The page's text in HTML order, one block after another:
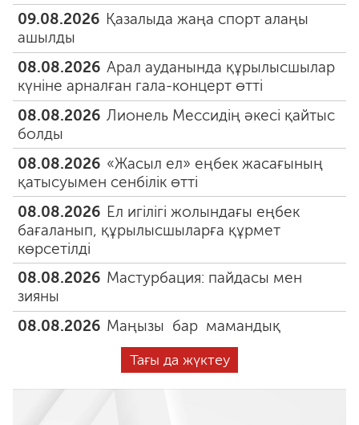
09.08.2026 Қазалыда жаңа спорт алаңы
ашылды
08.08.2026 Арал ауданында құрылысшылар
күніне арналған гала-концерт өтті
08.08.2026 Лионель Мессидің әкесі қайтыс
болды
08.08.2026 «Жасыл ел» еңбек жасағының
қатысуымен сенбілік өтті
08.08.2026 Ел игілігі жолындағы еңбек
бағаланып, құрылысшыларға құрмет
көрсетілді
08.08.2026 Мастурбация: пайдасы мен
зияны
08.08.2026 Маңызы бар мамандық
Тағы да жүктеу